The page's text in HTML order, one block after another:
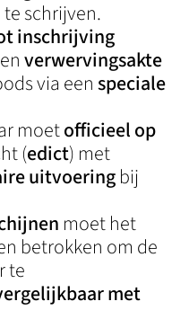
schrijven.
inschrijving
verwervingsakte
via eenspeciale
moetofficieel op
(edict) met
uitvoeringbij
moet het
betrokken om de
te
met